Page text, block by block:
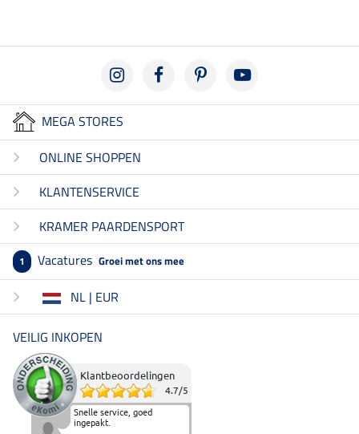
MEGA STORES
ONLINE SHOPPEN
KLANTENSERVICE
KRAMER PAARDENSPORT
1 Vacatures Groei met ons mee
NL | EUR
VEILIG INKOPEN
Klantbeoordelingen
4.7/5
Snelle service, goed
ingepakt.